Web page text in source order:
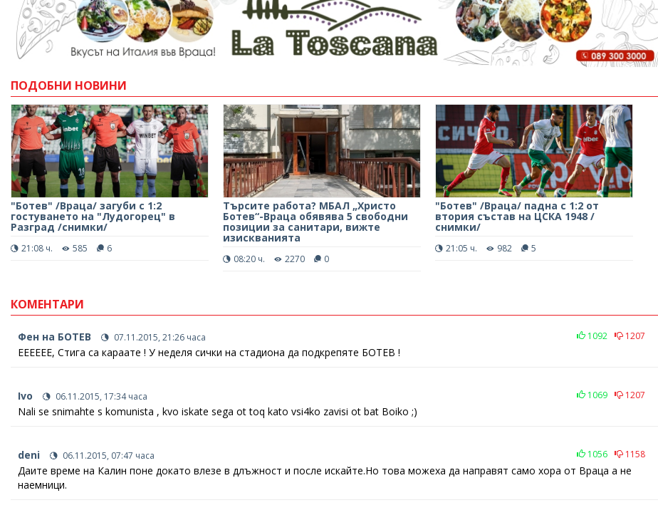
ПОДОБНИ НОВИНИ
"Ботев" /Враца/ загуби с 1:2
гостуването на "Лудогорец" в
Разград /снимки/
21:08 ч. 585 6
Търсите работа? МБАЛ „Христо
Ботев“-Враца обявява 5 свободни
позиции за санитари, вижте
изискванията
08:20 ч. 2270 0
"Ботев" /Враца/ падна с 1:2 от
втория състав на ЦСКА 1948 /
снимки/
21:05 ч. 982 5
КОМЕНТАРИ
Фен на БОТЕВ 07.11.2015, 21:26 часа 1092 1207
ЕЕЕЕЕЕ, Стига са караате ! У неделя сички на стадиона да подкрепяте БОТЕВ !
Ivo 06.11.2015, 17:34 часа 1069 1207
Nali se snimahte s komunista , kvo iskate sega ot toq kato vsi4ko zavisi ot bat Boiko ;)
deni 06.11.2015, 07:47 часа 1056 1158
Даите време на Калин поне докато влезе в длъжност и после искайте.Но това можеха да направят само хора от Враца а не
наемници.